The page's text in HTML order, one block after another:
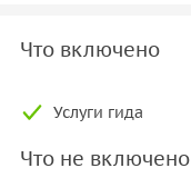
Что включено
Услуги гида
Что не включено